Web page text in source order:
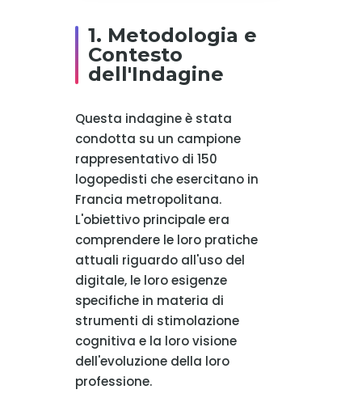
1. Metodologia e
Contesto
dell'Indagine
Questa indagine è stata
condotta su un campione
rappresentativo di 150
logopedisti che esercitano in
Francia metropolitana.
L'obiettivo principale era
comprendere le loro pratiche
attuali riguardo all'uso del
digitale, le loro esigenze
specifiche in materia di
strumenti di stimolazione
cognitiva e la loro visione
dell'evoluzione della loro
professione.